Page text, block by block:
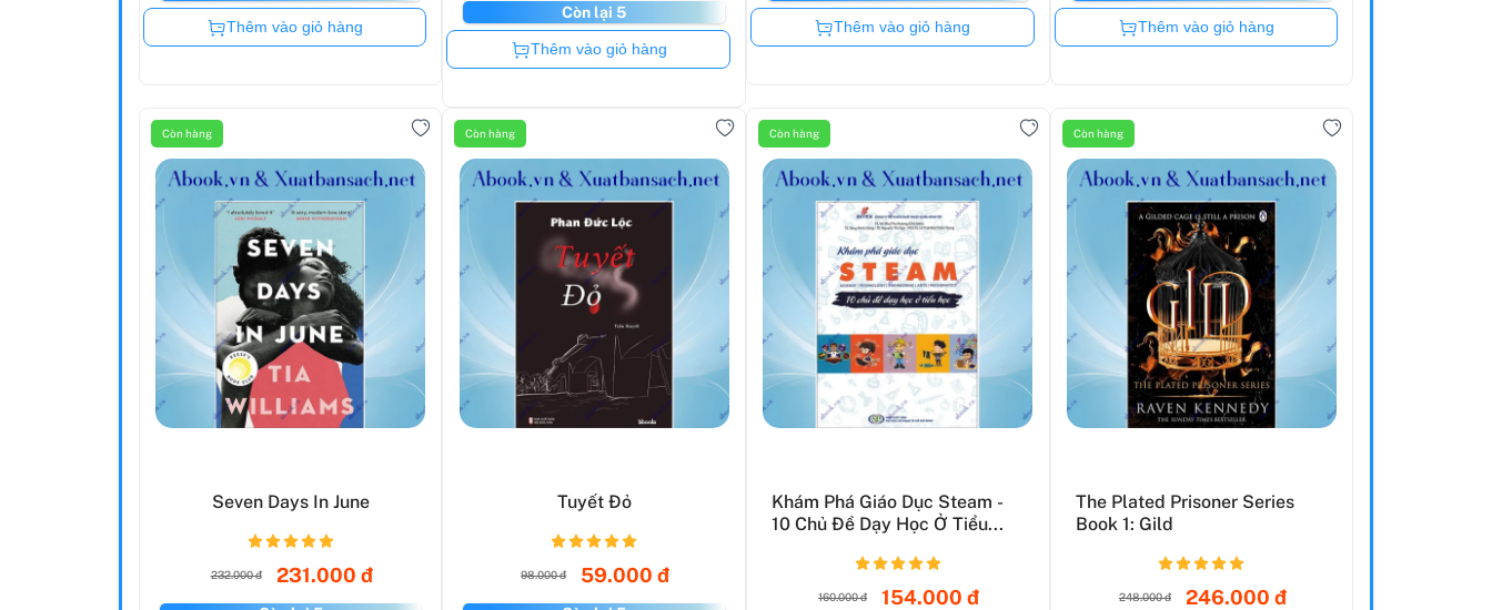
Còn hàng
Thêm vào giỏ hàng
Còn lại 5
Còn hàng
Thêm vào giỏ hàng
Còn hàng
Thêm vào giỏ hàng
Còn hàng
Thêm vào giỏ hàng
Còn hàng
Seven Days In June
232.000 đ 231.000 đ
Còn hàng
Tuyết Đỏ
98.000 đ 59.000 đ
Còn hàng
Khám Phá Giáo Dục Steam -
10 Chủ Đề Dạy Học Ở Tiểu...
160.000 đ 154.000 đ
Còn hàng
The Plated Prisoner Series
Book 1: Gild
248.000 đ 246.000 đ